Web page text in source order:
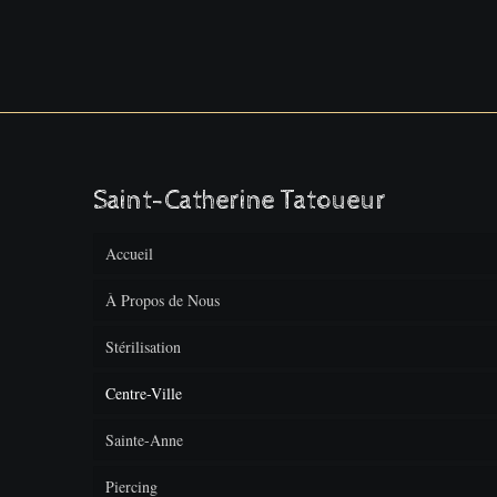
Saint-Catherine Tatoueur
Accueil
À Propos de Nous
F.A.Q
Stérilisation
Centre-Ville
Sainte-Anne
Piercing